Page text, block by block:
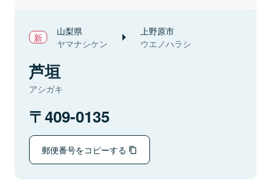
山梨県
ヤマナシケン
上野原市
ウエノハラシ
芦垣
アシガキ
409-0135
郵便番号をコピーする